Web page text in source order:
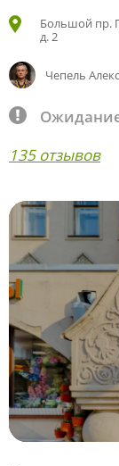
Большой пр.
д. 2
Чепель
135 отзывов